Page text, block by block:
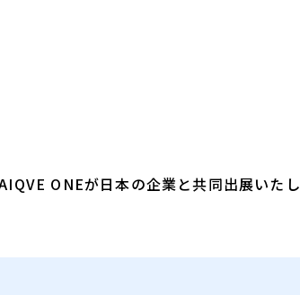
ONEが日本の企業と共同出展いたし